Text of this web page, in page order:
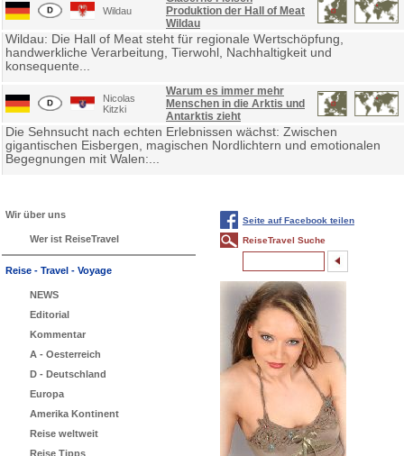
Wildau
Produktion der Hall of Meat
Wildau
Wildau: Die Hall of Meat steht für regionale Wertschöpfung,
handwerkliche Verarbeitung, Tierwohl, Nachhaltigkeit und
konsequente...
Nicolas
Kitzki
Warum es immer mehr
Menschen in die Arktis und
Antarktis zieht
Die Sehnsucht nach echten Erlebnissen wächst: Zwischen
gigantischen Eisbergen, magischen Nordlichtern und emotionalen
Begegnungen mit Walen:...
Wir über uns
Wer ist ReiseTravel
Reise - Travel - Voyage
NEWS
Editorial
Kommentar
A - Oesterreich
D - Deutschland
Europa
Amerika Kontinent
Reise weltweit
Reise Tipps
Seite auf Facebook teilen
ReiseTravel Suche